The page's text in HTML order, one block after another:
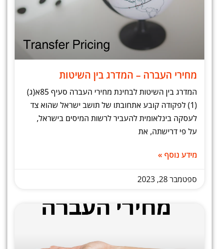
מחירי העברה – המדרג בין השיטות
המדרג בין השיטות לבחינת מחירי העברה סעיף 85א(ג)
(1) לפקודה קובע אתחובתו של תושב ישראל שהוא צד
לעסקה בינלאומית להעביר לרשות המיסים בישראל,
על פי דרישתה, את
מידע נוסף »
ספטמבר 28, 2023